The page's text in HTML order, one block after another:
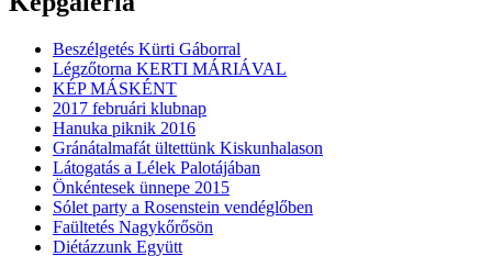
Beszélgetés Kürti Gáborral
Légzőtorna KERTI MÁRIÁVAL
KÉP MÁSKÉNT
2017 februári klubnap
Hanuka piknik 2016
Gránátalmafát ültettünk Kiskunhalason
Látogatás a Lélek Palotájában
Önkéntesek ünnepe 2015
Sólet party a Rosenstein vendéglőben
Faültetés Nagykőrősön
Diétázzunk Együtt